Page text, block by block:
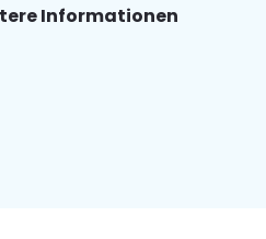
Informationen